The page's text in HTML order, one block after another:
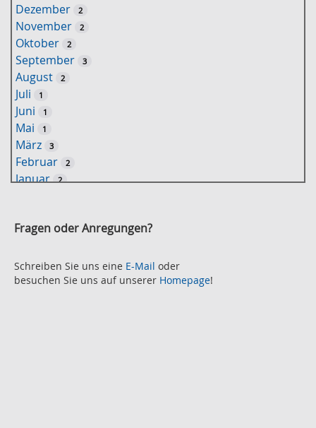
w
o
r
u
c
Dezember 2
November 2
Oktober 2
September 3
August 2
Juli 1
Juni 1
Mai 1
März 3
Februar 2
Januar 2
Oktober 2
August 2
Juli 2
Fragen oder Anregungen?
Schreiben Sie uns eine E-Mail oder
besuchen Sie uns auf unserer Homepage!